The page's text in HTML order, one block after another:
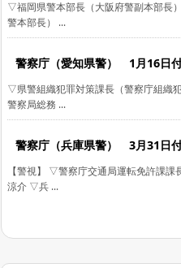
▽福岡県警本部長（大阪府警副本部長
警本部長） ...
警察庁（愛知県警） 1月16
▽県警組織犯罪対策課長（警察庁組織
警察局総務 ...
警察庁（兵庫県警） 3月31
【警視】 ▽警察庁交通局運転免許課
涼介 ▽兵 ...